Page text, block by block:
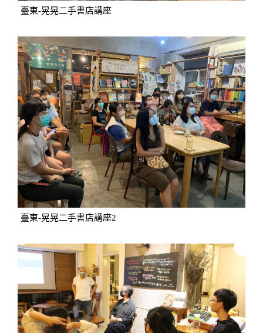
臺東-晃晃二手書店講座
臺東-晃晃二手書店講座2